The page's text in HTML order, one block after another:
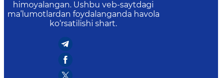
himoyalangan. Ushbu veb-saytdagi
ma’lumotlardan foydalanganda havola
ko‘rsatilishi shart.